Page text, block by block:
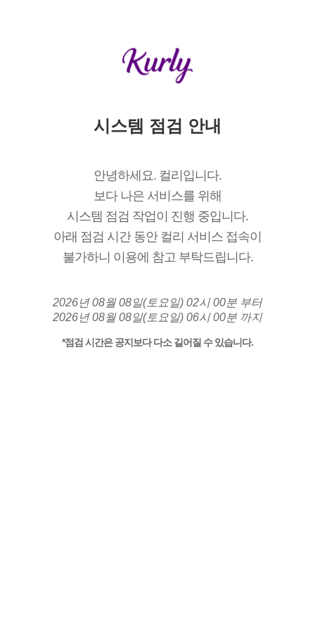
시스템 점검 안내
안녕하세요. 컬리입니다.
보다 나은 서비스를 위해
시스템 점검 작업이 진행 중입니다.
아래 점검 시간 동안 컬리 서비스 접속이
불가하니 이용에 참고 부탁드립니다.
2026년 08월 08일(토요일) 02시 00분 부터
2026년 08월 08일(토요일) 06시 00분 까지
*점검 시간은 공지보다 다소 길어질 수 있습니다.